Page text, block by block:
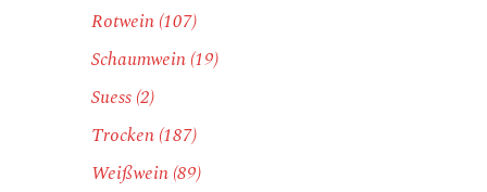
Rotwein(107)
Schaumwein(19)
Suess(2)
Trocken(187)
Weißwein(89)